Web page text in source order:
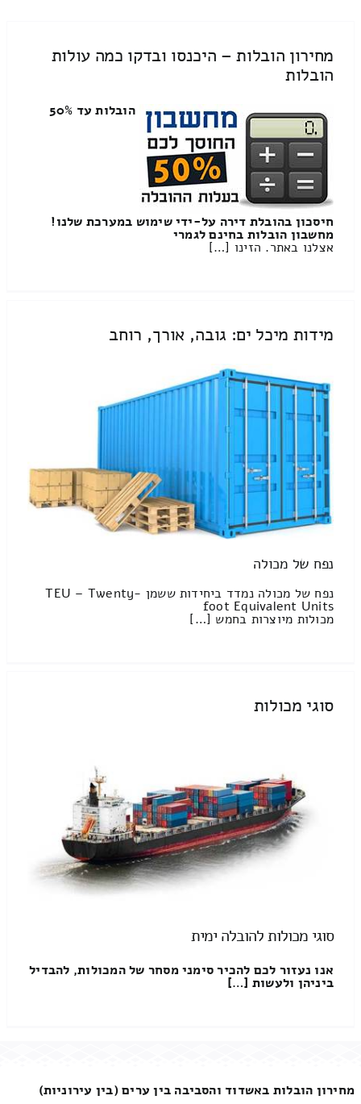
מחירון הובלות – היכנסו ובדקו כמה עולות
הובלות
הובלות עד 50%
חיסכון בהובלת דירה על-ידי שימוש במערכת שלנו!
מחשבון הובלות בחינם לגמרי
אצלנו באתר. הזינו […]
מידות מיכל ים: גובה, אורך, רוחב
נפח של מכולה
נפח של מכולה נמדד ביחידות ששמן TEU – Twenty-
foot Equivalent Units
מכולות מיוצרות בחמש […]
סוגי מכולות
סוגי מכולות להובלה ימית
אנו נעזור לכם להכיר סימני מסחר של המכולות, להבדיל
ביניהן ולעשות […]
מחירון הובלות באשדוד והסביבה בין ערים (בין עירוניות)